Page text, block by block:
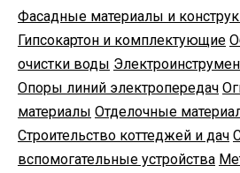
Фасадные материалы и
Гипсокартон и комплектующие
очистки воды
Опоры линий электропередач
материалы Отделочные
Строительство коттеджей и дач
вспомогательные устройства